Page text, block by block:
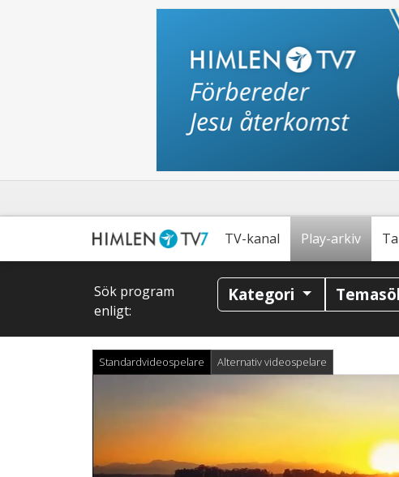
TV-kanal Play-arkiv
Sök program
enligt:
Kategori
Standardvideospelare Alternativ videospelare